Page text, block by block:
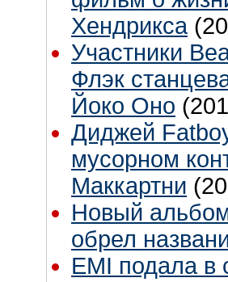
Хендрикса
Участники
Флэк
Йоко Оно
Диджей
мусорном
Маккартни
Новый
обрел
EMI подала в